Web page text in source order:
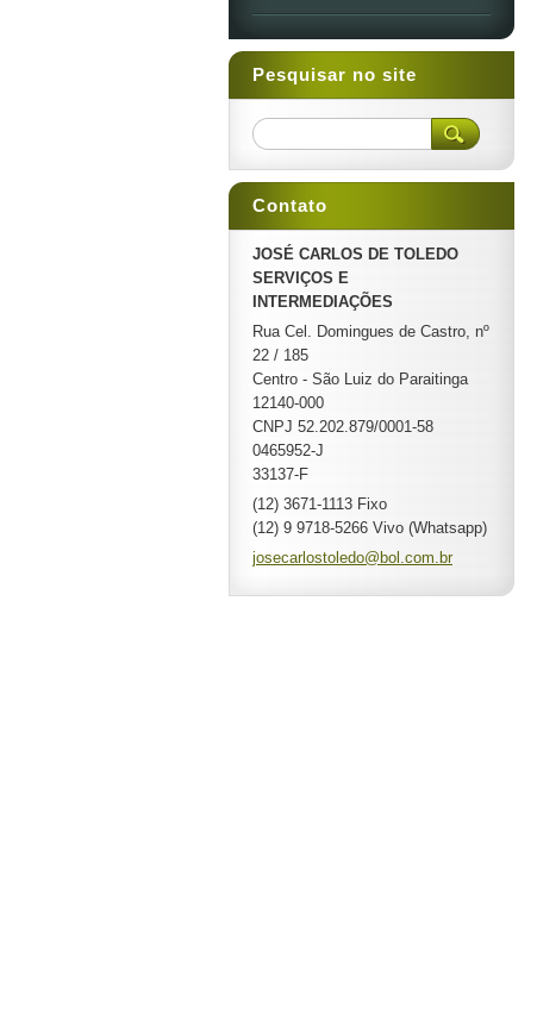
Pesquisar no site
Contato
JOSÉ CARLOS DE TOLEDO
SERVIÇOS E
INTERMEDIAÇÕES
Rua Cel. Domingues de Castro, nº
22 / 185
Centro - São Luiz do Paraitinga
12140-000
CNPJ 52.202.879/0001-58
0465952-J
33137-F
(12) 3671-1113 Fixo
(12) 9 9718-5266 Vivo (Whatsapp)
josecarl ostoledo@bol.com.br